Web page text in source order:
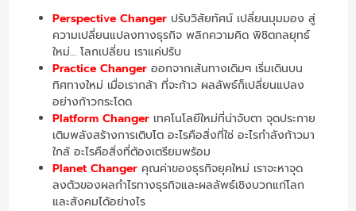
Perspective Changer ปรับวิสัยทัศน์ เปลี่ยนมุมมอง สู่
ความเปลี่ยนแปลงทางธุรกิจ พลิกความคิด พิชิตกลยุทธ์
ใหม่… โลกเปลี่ยน เราแค่ปรับ
Practice Changer ออกจากเส้นทางเดิมๆ เริ่มเดินบน
ทิศทางใหม่ เมื่อเรากล้า ที่จะก้าว ผลลัพธ์ก็เปลี่ยนแปลง
อย่างก้าวกระโดด
Platform Changer เทคโนโลยีใหม่ที่น่าจับตา จุดประกาย
เติมพลังสร้างการเติบโต อะไรคือสิ่งที่ใช่ อะไรกำลังก้าวมา
ใกล้ อะไรคือสิ่งที่ต้องเตรียมพร้อม
Planet Changer คุณค่าของธุรกิจยุคใหม่ เราจะหาจุด
ลงตัวของผลกำไรทางธุรกิจและผลลัพธ์เชิงบวกแก่โลก
และสังคมได้อย่างไร